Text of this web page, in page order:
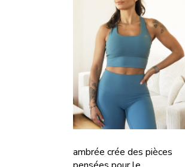
ambrée crée des pièces